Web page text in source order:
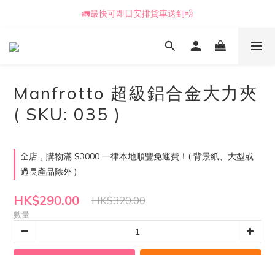
📒🖋️報價單 / 採購表格🖋️📒
🚛最快可即日安排貨車送到💨
📒🖋️報價單 / 採購表格🖋️📒
Manfrotto 超級鋁合金大力夾
( SKU: 035 )
全店，購物滿 $3000 一律本地順豐免運費！( 背景紙、大型或
過長產品除外 )
HK$290.00 HK$320.00
數量